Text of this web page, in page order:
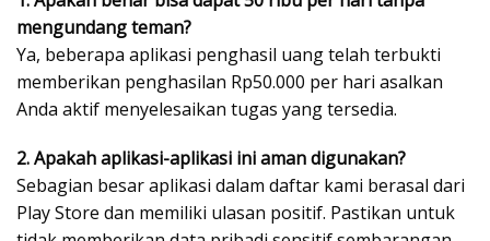
mengundang teman?
Ya, beberapa aplikasi penghasil uang telah terbukti
memberikan penghasilan Rp50.000 per hari asalkan
Anda aktif menyelesaikan tugas yang tersedia.
2. Apakah aplikasi-aplikasi ini aman digunakan?
Sebagian besar aplikasi dalam daftar kami berasal dari
Play Store dan memiliki ulasan positif. Pastikan untuk